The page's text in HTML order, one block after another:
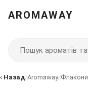
AROMAWAY
‹ Назад/Aromaway/Флакони